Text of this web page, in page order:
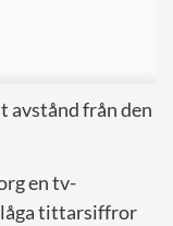
avstånd från den
en tv-
låga tittarsiffror